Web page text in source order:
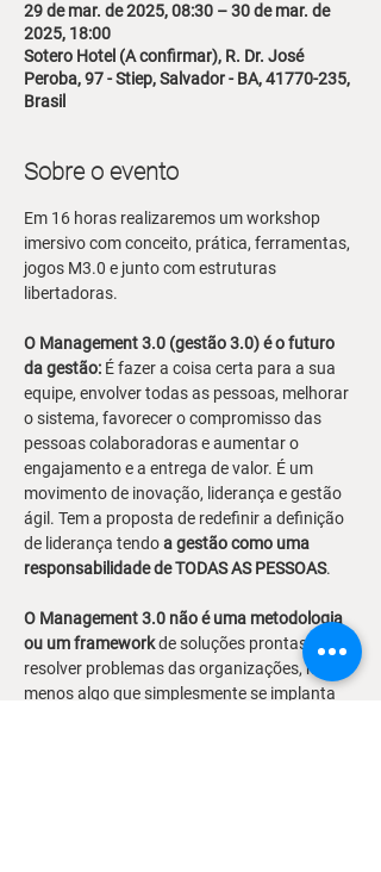
29 de mar. de 2025, 08:30 – 30 de mar. de
2025, 18:00
Sotero Hotel (A confirmar), R. Dr. José
Peroba, 97 - Stiep, Salvador - BA, 41770-235,
Brasil
Sobre o evento
Em 16 horas realizaremos um workshop
imersivo com conceito, prática, ferramentas,
jogos M3.0 e junto com estruturas
libertadoras.
O Management 3.0 (gestão 3.0) é o futuro
da gestão: É fazer a coisa certa para a sua
equipe, envolver todas as pessoas, melhorar
o sistema, favorecer o compromisso das
pessoas colaboradoras e aumentar o
engajamento e a entrega de valor. É um
movimento de inovação, liderança e gestão
ágil. Tem a proposta de redefinir a definição
de liderança tendo a gestão como uma
responsabilidade de TODAS AS PESSOAS.
O Management 3.0 não é uma metodologia
ou um framework de soluções prontas para
resolver problemas das organizações, muito
menos algo que simplesmente se implanta